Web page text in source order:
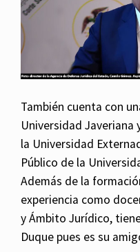
También cuenta con
Universidad Javeriana
la Universidad
Público de la
Además de la
experiencia como
y Ámbito Jurídico,
Duque pues es su